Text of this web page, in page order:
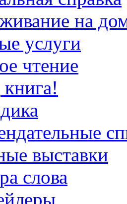
на
услуги
чтение
выставки
слова